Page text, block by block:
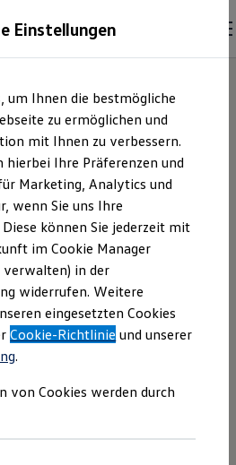
und Gebrauchtwagen
Zertifizierte Gebrauchtwagen
bei Gebrauchtwagen
Rußler
über uns
Rußler GmbH) als
Anbieter von Inhalten
die auf dieser Website
sind.
Einstellungen
um Ihnen die bestmögliche
zu ermöglichen und
mit Ihnen zu verbessern.
hierbei Ihre Präferenzen und
Marketing, Analytics und
wenn Sie uns Ihre
können Sie jederzeit mit
im Cookie Manager
verwalten) in der
widerrufen. Weitere
eingesetzten Cookies
Cookie-Richtlinie und unserer
.
von Cookies werden durch